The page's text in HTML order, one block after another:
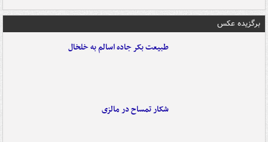
برگزیده عکس
طبیعت بکر جاده اسالم به خلخال
شکار تمساح در مالزی